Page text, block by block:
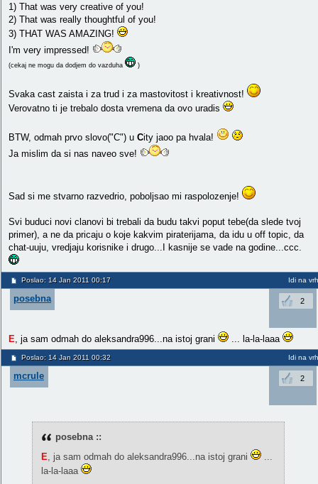
1) That was very creative of you!
2) That was really thoughtful of you!
3) THAT WAS AMAZING!
I'm very impressed!
(cekaj ne mogu da dodjem do vazduha )
Svaka cast zaista i za trud i za mastovitost i kreativnost!
Verovatno ti je trebalo dosta vremena da ovo uradis
BTW, odmah prvo slovo("C") u City jaoo pa hvala!
Ja mislim da si nas naveo sve!
Sad si me stvarno razvedrio, poboljsao mi raspolozenje!
Svi buduci novi clanovi bi trebali da budu takvi poput tebe(da slede tvoj
primer), a ne da pricaju o koje kakvim piraterijama, da idu u off topic, da
chat-uuju, vredjaju korisnike i drugo...I kasnije se vade na godine...ccc.
Poslao: 14 Jan 2011 00:17 Idi na vrh
posebna 2
E, ja sam odmah do aleksandra996...na istoj grani ... la-la-laaa
Poslao: 14 Jan 2011 00:32 Idi na vrh
mcrule 2
posebna ::
E, ja sam odmah do aleksandra996...na istoj grani
...
la-la-laaa